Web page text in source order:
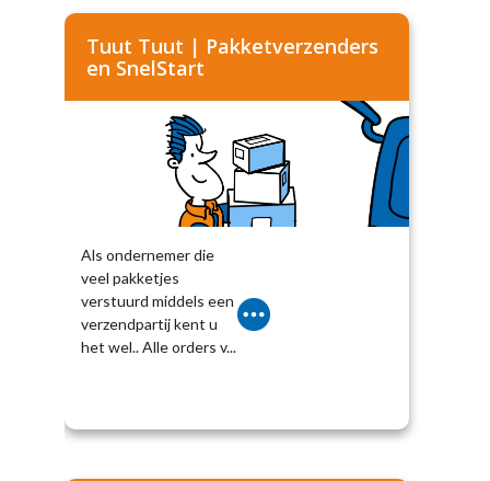
Tuut Tuut | Pakketverzenders
en SnelStart
Als ondernemer die
veel pakketjes
verstuurd middels een
verzendpartij kent u
het wel.. Alle orders v...